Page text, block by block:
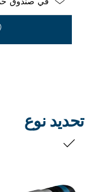
تحديد نوع